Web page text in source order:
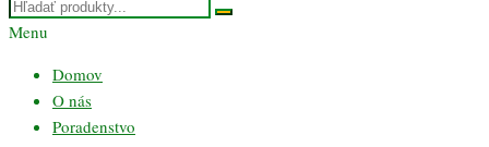
Menu
Domov
O nás
Poradenstvo